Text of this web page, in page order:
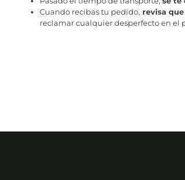
Cuando recibas tu pedido, revisa
reclamar cualquier desperfecto en el